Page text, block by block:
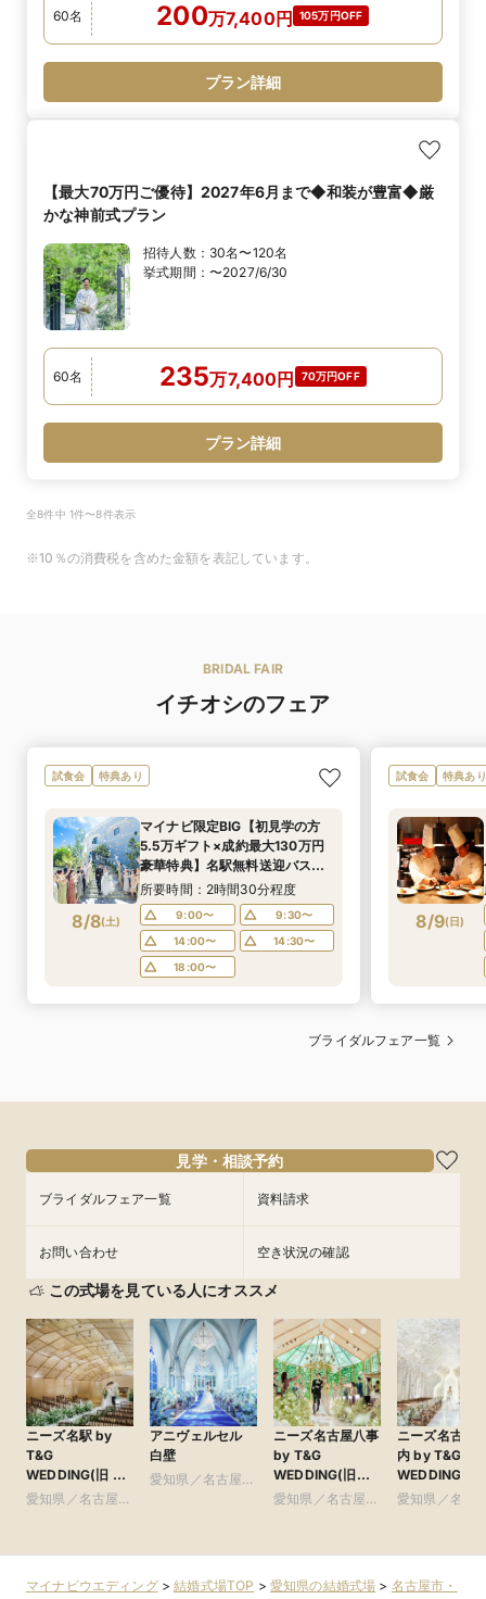
60名 200万7,400円 105万円OFF
プラン詳細
【最大70万円ご優待】2027年6月まで◆和装が豊富◆厳
かな神前式プラン
招待人数： 30名〜120名
挙式期間： 〜2027/6/30
60名 235万7,400円 70万円OFF
プラン詳細
全8件中 1件〜8件表示
※10％の消費税を含めた金額を表記しています。
BRIDAL FAIR
イチオシのフェア
試食会 特典あり
8/8(土)
マイナビ限定BIG【初見学の方
5.5万ギフト×成約最大130万円
豪華特典】名駅無料送迎バス付
＆厳選A5和牛×オマール海老試
食×世界大会優勝パティシエのレ
シピ★デザートブッフェ40名様
分プレゼント！
所要時間：2時間30分程度
9:00〜
9:30〜
14:00〜
14:30〜
18:00〜
試食会 特典あり
8/9(日)
ブライダルフェア一覧
見学・相談予約
ブライダルフェア一覧 資料請求
お問い合わせ 空き状況の確認
この式場を見ている人にオススメ
ニーズ名駅 by
T&G
WEDDING(旧 イ
ンフィニート 名
愛知県／名古屋
アニヴェルセル
白壁
愛知県／名古屋
ニーズ名古屋八事
by T&G
WEDDING(旧
アーヴェリール迎
愛知県／名古屋
ニーズ名古屋
内 by T&G
WEDDING(旧
リフォーリア
愛知県／名古
マイナビウエディング>結婚式場TOP > 愛知県の結婚式場 > 名古屋市・